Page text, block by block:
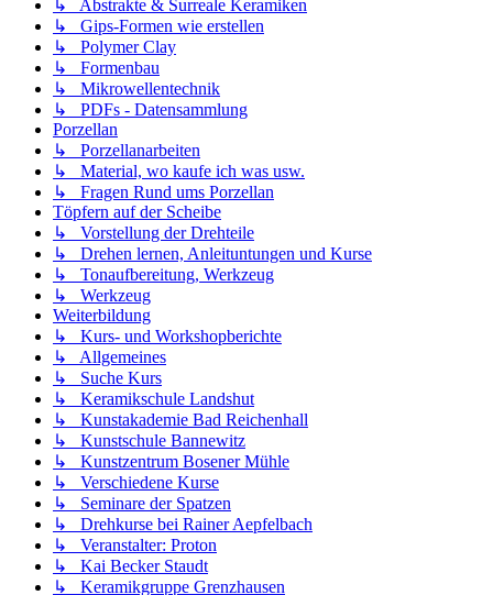
↳ Abstrakte & Surreale Keramiken
↳ Gips-Formen wie erstellen
↳ Polymer Clay
↳ Formenbau
↳ Mikrowellentechnik
↳ PDFs - Datensammlung
Porzellan
↳ Porzellanarbeiten
↳ Material, wo kaufe ich was usw.
↳ Fragen Rund ums Porzellan
Töpfern auf der Scheibe
↳ Vorstellung der Drehteile
↳ Drehen lernen, Anleituntungen und Kurse
↳ Tonaufbereitung, Werkzeug
↳ Werkzeug
Weiterbildung
↳ Kurs- und Workshopberichte
↳ Allgemeines
↳ Suche Kurs
↳ Keramikschule Landshut
↳ Kunstakademie Bad Reichenhall
↳ Kunstschule Bannewitz
↳ Kunstzentrum Bosener Mühle
↳ Verschiedene Kurse
↳ Seminare der Spatzen
↳ Drehkurse bei Rainer Aepfelbach
↳ Veranstalter: Proton
↳ Kai Becker Staudt
↳ Keramikgruppe Grenzhausen